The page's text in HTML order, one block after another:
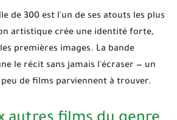
de 300 est l'un de ses atouts les plus
artistique crée une identité forte,
premières images. La bande
le récit sans jamais l'écraser — un
de films parviennent à trouver.